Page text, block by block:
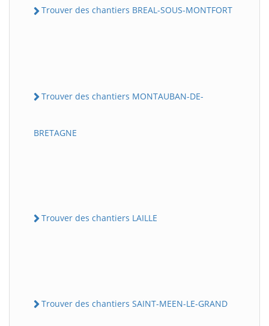
Trouver des chantiers BREAL-SOUS-MONTFORT
Trouver des chantiers MONTAUBAN-DE-
BRETAGNE
Trouver des chantiers LAILLE
Trouver des chantiers SAINT-MEEN-LE-GRAND